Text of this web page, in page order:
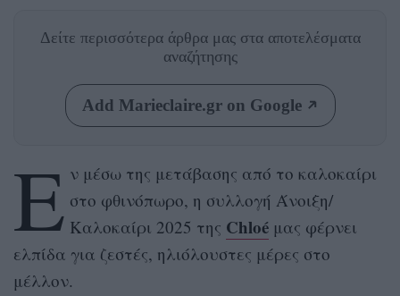
Δείτε περισσότερα άρθρα μας στα αποτελέσματα
αναζήτησης
Add Marieclaire.gr on Google
E ν μέσω της μετάβασης από το καλοκαίρι
στο φθινόπωρο, η συλλογή Άνοιξη/
Καλοκαίρι 2025 της Chloéμας φέρνει
ελπίδα για ζεστές, ηλιόλουστες μέρες στο
μέλλον.